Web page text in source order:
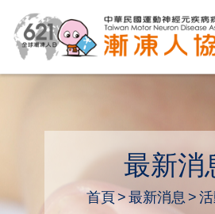
最新消
首頁 最新消息